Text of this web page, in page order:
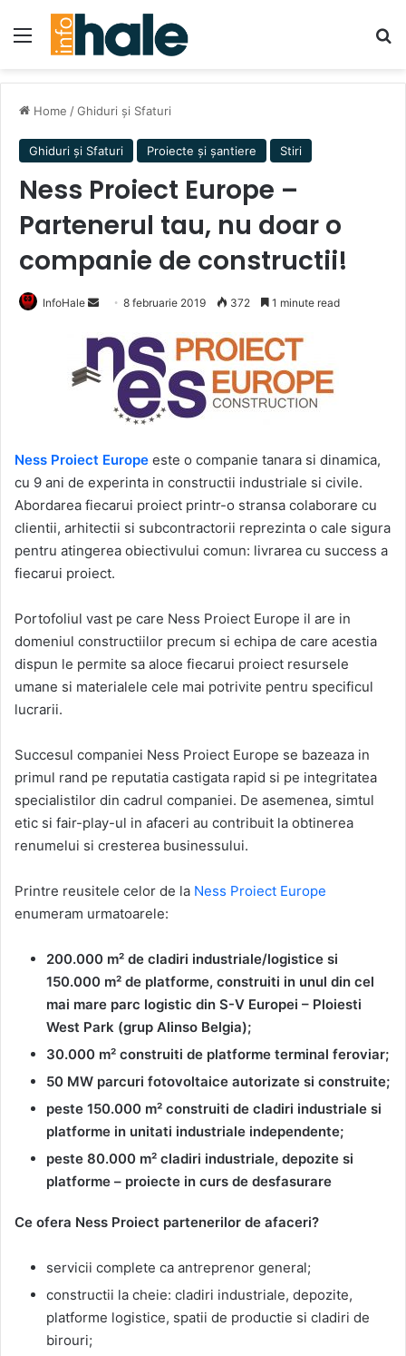
Menu
Home /Ghiduri și Sfaturi
Ghiduri și Sfaturi Proiecte și șantiere Stiri
Ness Proiect Europe –
Partenerul tau, nu doar o
companie de constructii!
InfoHale
Send
email
8 februarie 2019 372 1 minute read
Ness Proiect Europe este o companie tanara si dinamica,
cu 9 ani de experinta in constructii industriale si civile.
Abordarea fiecarui proiect printr-o stransa colaborare cu
clientii, arhitectii si subcontractorii reprezinta o cale sigura
pentru atingerea obiectivului comun: livrarea cu success a
fiecarui proiect.
Portofoliul vast pe care Ness Proiect Europe il are in
domeniul constructiilor precum si echipa de care acestia
dispun le permite sa aloce fiecarui proiect resursele
umane si materialele cele mai potrivite pentru specificul
lucrarii.
Succesul companiei Ness Proiect Europe se bazeaza in
primul rand pe reputatia castigata rapid si pe integritatea
specialistilor din cadrul companiei. De asemenea, simtul
etic si fair-play-ul in afaceri au contribuit la obtinerea
renumelui si cresterea businessului.
Printre reusitele celor de la Ness Proiect Europe
enumeram urmatoarele:
200.000 m² de cladiri industriale/logistice si
150.000 m² de platforme, construiti in unul din cel
mai mare parc logistic din S-V Europei – Ploiesti
West Park (grup Alinso Belgia);
30.000 m² construiti de platforme terminal feroviar;
50 MW parcuri fotovoltaice autorizate si construite;
peste 150.000 m² construiti de cladiri industriale si
platforme in unitati industriale independente;
peste 80.000 m² cladiri industriale, depozite si
platforme – proiecte in curs de desfasurare
Ce ofera Ness Proiect partenerilor de afaceri?
servicii complete ca antreprenor general;
constructii la cheie: cladiri industriale, depozite,
platforme logistice, spatii de productie si cladiri de
birouri;